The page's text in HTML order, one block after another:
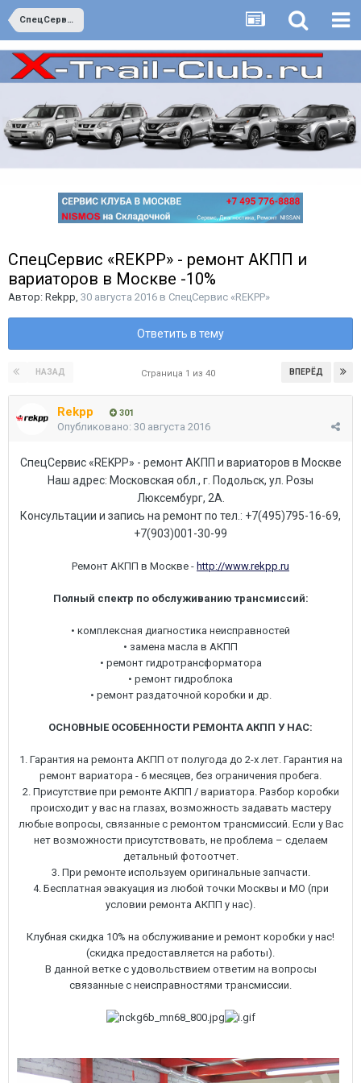
СпецСервис «REKPP»
СпецСервис «REKPP» - ремонт АКПП и
вариаторов в Москве -10%
Автор: Rekpp 30 августа 2016 в СпецСервис «REKPP»
Ответить в тему
НАЗАД ВПЕРЁД
Страница 1 из 40
Rekpp 301
Опубликовано: 30 августа 2016
СпецСервис «REKPP» - ремонт АКПП и вариаторов в Москве
Наш адрес: Московская обл., г. Подольск, ул. Розы
Люксембург, 2А.
Консультации и запись на ремонт по тел.: +7(495)795-16-69,
+7(903)001-30-99
Ремонт АКПП в Москве - http://www.rekpp.ru
Полный спектр по обслуживанию трансмиссий:
• комплексная диагностика неисправностей
• замена масла в АКПП
• ремонт гидротрансформатора
• ремонт гидроблока
• ремонт раздаточной коробки и др.
ОСНОВНЫЕ ОСОБЕННОСТИ РЕМОНТА АКПП У НАС:
1. Гарантия на ремонта АКПП от полугода до 2-х лет. Гарантия на
ремонт вариатора - 6 месяцев, без ограничения пробега.
2. Присутствие при ремонте АКПП / вариатора. Разбор коробки
происходит у вас на глазах, возможность задавать мастеру
любые вопросы, связанные с ремонтом трансмиссий. Если у Вас
нет возможности присутствовать, не проблема – сделаем
детальный фотоотчет.
3. При ремонте используем оригинальные запчасти.
4. Бесплатная эвакуация из любой точки Москвы и МО (при
условии ремонта АКПП у нас).
Клубная скидка 10% на обслуживание и ремонт коробки у нас!
(скидка предоставляется на работы).
В данной ветке с удовольствием ответим на вопросы
связанные с неисправностями трансмиссии.